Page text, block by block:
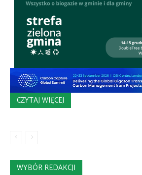
CZYTAJ WIĘCEJ
WYBÓR REDAKCJI